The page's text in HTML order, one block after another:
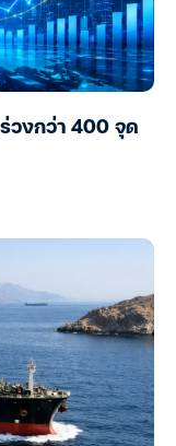
วงกว่า 400 จุด